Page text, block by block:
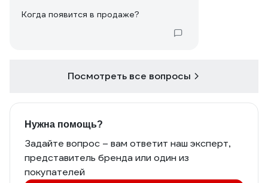
Когда появится в продаже?
Посмотреть все вопросы
Нужна помощь?
Задайте вопрос – вам ответит наш эксперт,
представитель бренда или один из
покупателей